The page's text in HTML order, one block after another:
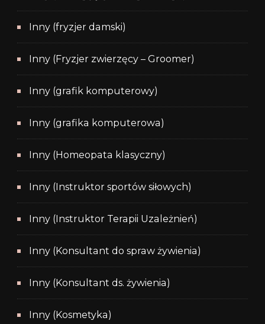
Inny (fryzjer damski)
Inny (Fryzjer zwierzęcy – Groomer)
Inny (grafik komputerowy)
Inny (grafika komputerowa)
Inny (Homeopata klasyczny)
Inny (Instruktor sportów siłowych)
Inny (Instruktor Terapii Uzależnień)
Inny (Konsultant do spraw żywienia)
Inny (Konsultant ds. żywienia)
Inny (Kosmetyka)